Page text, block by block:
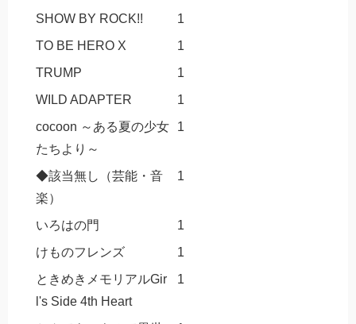
SHOW BY ROCK!!
1
TO BE HERO X
1
TRUMP
1
WILD ADAPTER
1
cocoon ～ある夏の少女
たちより～
1
◆該当無し（芸能・音
楽）
1
いろはの門
1
けものフレンズ
1
ときめきメモリアルGir
l's Side 4th Heart
1